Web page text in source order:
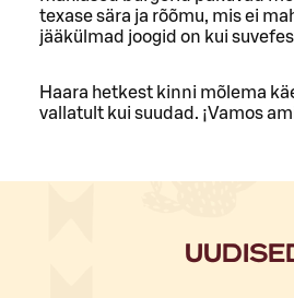
texase sära ja rõõmu, mis ei
jääkülmad joogid on kui
Haara hetkest kinni mõlema
vallatult kui suudad. ¡Vamos